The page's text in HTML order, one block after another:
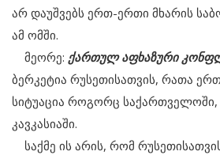
არ დაუშვებს ერთ-ერთი მხარის
ამ ომში.
მეორე: ქართულ აფხაზური
ბერკეტია რუსეთისათვის, რათა
სიტუაცია როგორც
კავკასიაში.
საქმე ის არის, რომ